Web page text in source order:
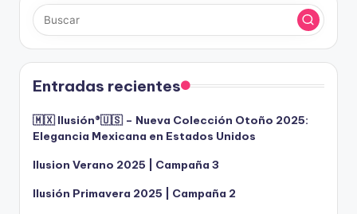
Entradas recientes
🇲🇽 Ilusión®️🇺🇸 – Nueva Colección Otoño 2025:
Elegancia Mexicana en Estados Unidos
Ilusion Verano 2025 | Campaña 3
Ilusión Primavera 2025 | Campaña 2